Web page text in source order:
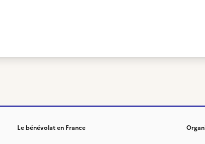
Le bénévolat en France